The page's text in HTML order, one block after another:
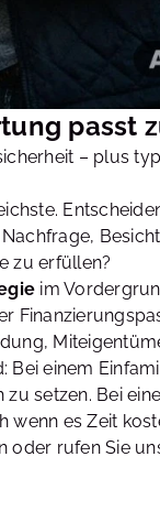
passt
– plus
zu erfüllen?
im
einem
setzen. Bei
wenn es Zeit
oder rufen Sie